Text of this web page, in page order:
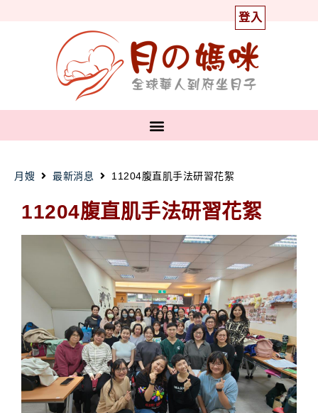
登入
月嫂 最新消息 11204腹直肌手法研習花絮
11204腹直肌手法研習花絮